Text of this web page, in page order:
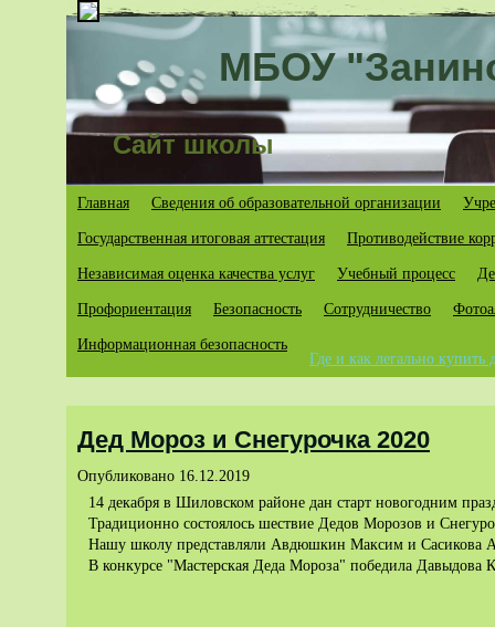
МБОУ
Сайт школы
Главная Сведения об образовательной организации
Государственная итоговая аттестация Противодействие
Независимая оценка качества услуг Учебный процесс
Профориентация Безопасность Cотрудничество
Информационная безопасность
Где и как легально купить
Дед Мороз и Снегурочка 2020
Опубликовано 16.12.2019
14 декабря в Шиловском районе дан старт новогодним
Традиционно состоялось шествие Дедов Морозов и
Нашу школу представляли Авдюшкин Максим и Сасикова
В конкурсе "Мастерская Деда Мороза" победила Давыдова